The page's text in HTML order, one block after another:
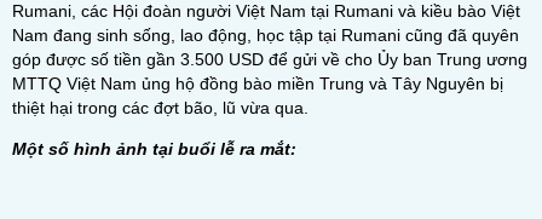
Rumani, các Hội đoàn người Việt Nam tại Rumani và kiều bào Việt
Nam đang sinh sống, lao động, học tập tại Rumani cũng đã quyên
góp được số tiền gần 3.500 USD để gửi về cho Ủy ban Trung ương
MTTQ Việt Nam ủng hộ đồng bào miền Trung và Tây Nguyên bị
thiệt hại trong các đợt bão, lũ vừa qua.
Một số hình ảnh tại buổi lễ ra mắt: